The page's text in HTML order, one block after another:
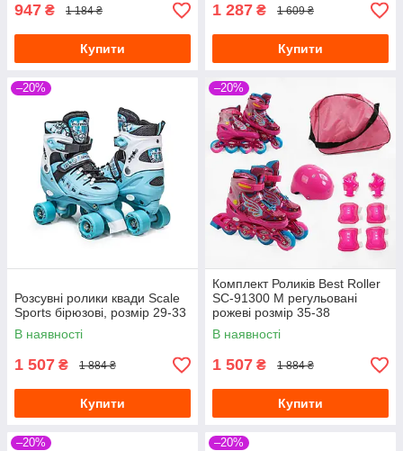
947 ₴ 1 184 ₴
Купити
1 287 ₴ 1 609 ₴
Купити
–20%
Розсувні ролики квади Scale
Sports бірюзові, розмір 29-33
В наявності
1 507 ₴ 1 884 ₴
Купити
–20%
Комплект Роликів Best Roller
SC-91300 М регульовані
рожеві розмір 35-38
В наявності
1 507 ₴ 1 884 ₴
Купити
–20% –20%